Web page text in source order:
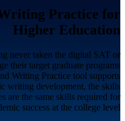
Practice for
Higher Education
never taken the digital SAT or
their target graduate programs
Writing Practice tool supports
writing development, the skills
are the same skills required for
success at the college level.